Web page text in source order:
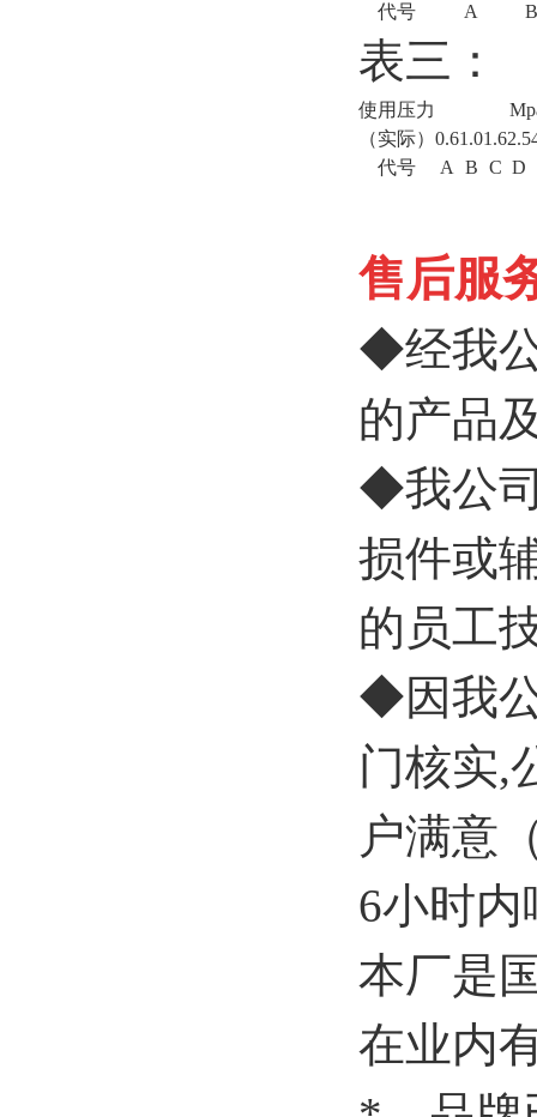
代号
A B
表三：
使用压力
（实际） 0.61.01.62.5
代号
A B C D
售后服
◆经我
的产品
◆我公
损件或
的员工
◆因我
门核实,
户满意
6小时内
本厂是
在业内